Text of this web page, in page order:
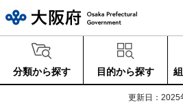
分類から探す 目的から探す
更新日：2025